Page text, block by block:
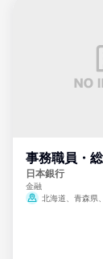
事務職員・
日本銀行
金融
北海道、青森県